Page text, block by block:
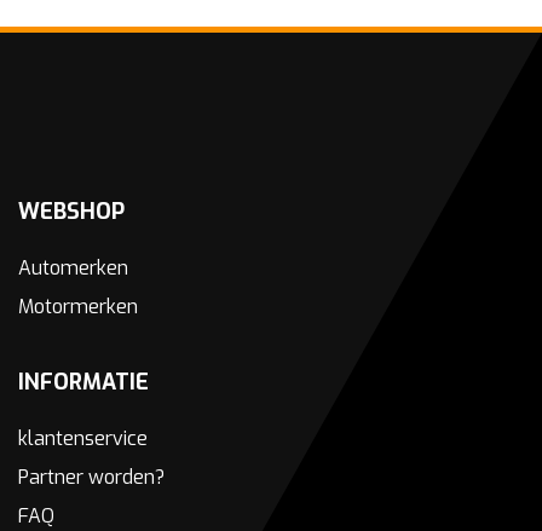
WEBSHOP
Automerken
Motormerken
INFORMATIE
klantenservice
Partner worden?
FAQ